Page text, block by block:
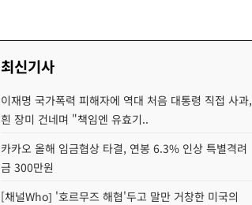
최신기사
이재명 국가폭력 피해자에 역대 처음 대통령 직접 사과,
흰 장미 건네며 "책임엔 유효기..
카카오 올해 임금협상 타결, 연봉 6.3% 인상 특별격려
금 300만원
[채널Who] '호르무즈 해협'두고 말만 거창한 미국의